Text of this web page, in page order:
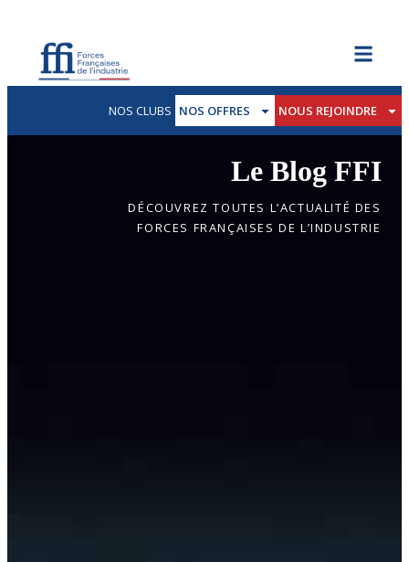
NOS CLUBS NOS OFFRES NOUS REJOINDRE
Le Blog FFI
DÉCOUVREZ TOUTES L’ACTUALITÉ DES
FORCES FRANÇAISES DE L’INDUSTRIE